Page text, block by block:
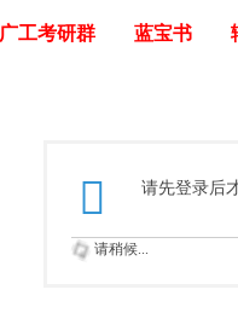
广工考研群 蓝宝书
请先登录后
请稍候...